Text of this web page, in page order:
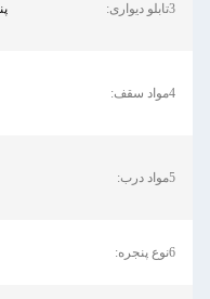
3تابلو دیواری:
4مواد سقف:
5مواد درب:
6نوع پنجره: